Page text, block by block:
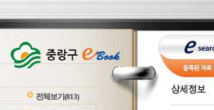
전체보기 (813)